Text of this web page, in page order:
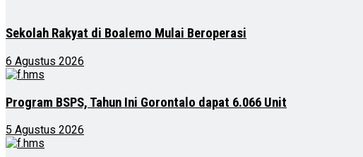
Sekolah Rakyat di Boalemo Mulai Beroperasi
6 Agustus 2026
Program BSPS, Tahun Ini Gorontalo dapat 6.066 Unit
5 Agustus 2026